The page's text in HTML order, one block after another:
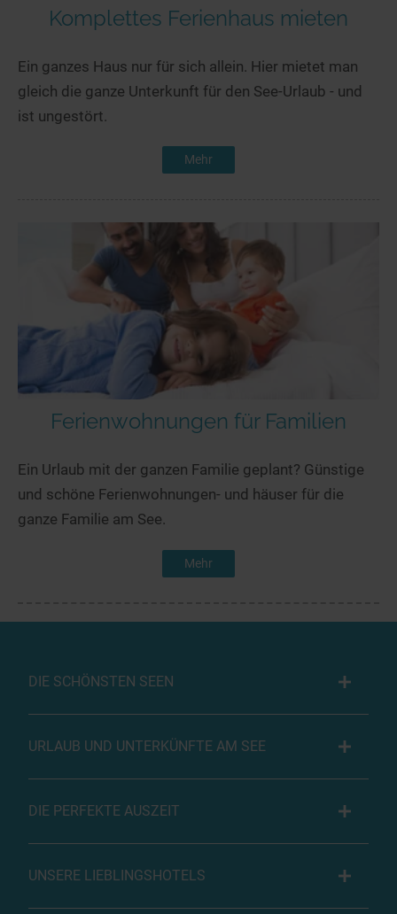
Komplettes Ferienhaus mieten
Ein ganzes Haus nur für sich allein. Hier mietet man
gleich die ganze Unterkunft für den See-Urlaub - und
ist ungestört.
Mehr
Ferienwohnungen für Familien
Ein Urlaub mit der ganzen Familie geplant? Günstige
und schöne Ferienwohnungen- und häuser für die
ganze Familie am See.
Mehr
DIE SCHÖNSTEN SEEN
URLAUB UND UNTERKÜNFTE AM SEE
DIE PERFEKTE AUSZEIT
UNSERE LIEBLINGSHOTELS